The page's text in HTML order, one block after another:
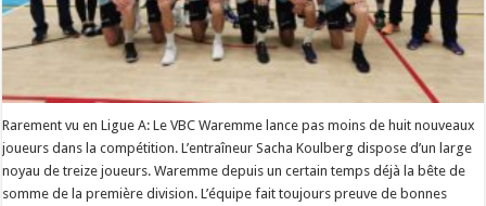
Rarement vu en Ligue A: Le VBC Waremme lance pas moins de huit nouveaux
joueurs dans la compétition. L’entraîneur Sacha Koulberg dispose d’un large
noyau de treize joueurs. Waremme depuis un certain temps déjà la bête de
somme de la première division. L’équipe fait toujours preuve de bonnes